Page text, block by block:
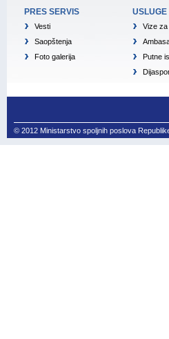
PRES SERVIS
Vesti
Saopštenja
Foto galerija
USLUGE
Vize
Putne
© 2012 Ministarstvo spoljnih poslova